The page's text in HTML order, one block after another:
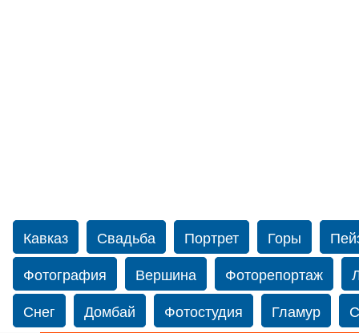
Кавказ Свадьба Портрет Горы
Фотография
Вершина Фоторепортаж
Снег
Домбай Фотостудия Гламур